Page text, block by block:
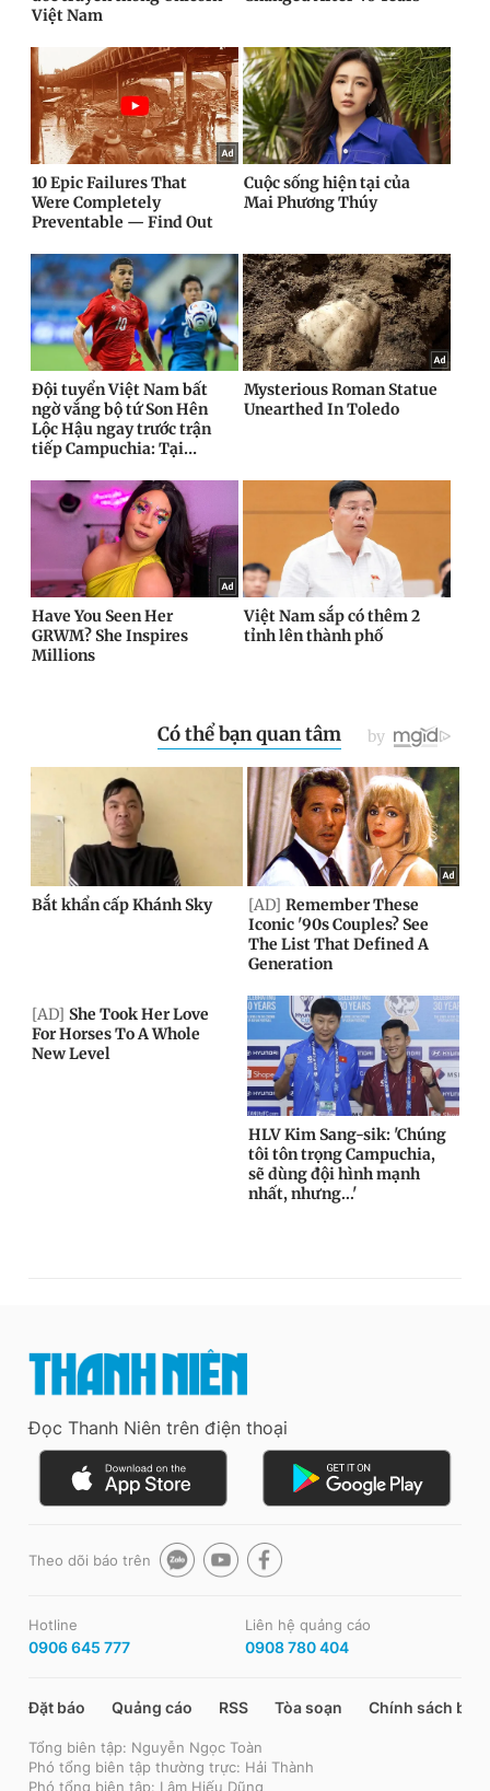
Đọc Thanh Niên trên điện thoại
Theo dõi báo trên
Hotline
0906 645 777
Liên hệ quảng cáo
0908 780 404
Đặt báo Quảng cáo RSS Tòa soạn Chính sách bảo
Tổng biên tập: Nguyễn Ngọc Toàn
Phó tổng biên tập thường trực: Hải Thành
Phó tổng biên tập: Lâm Hiếu Dũng